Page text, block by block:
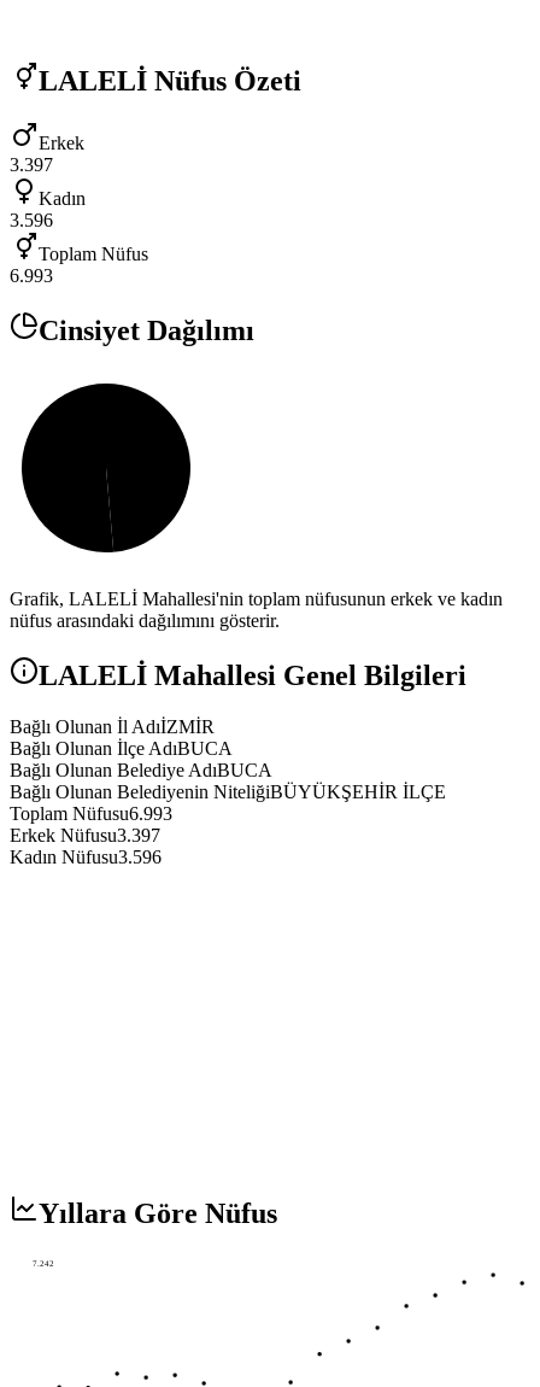
LALELİ Nüfus Özeti
Erkek
3.397
Kadın
3.596
Toplam Nüfus
6.993
Cinsiyet Dağılımı
Grafik, LALELİ Mahallesi'nin toplam nüfusunun erkek ve kadın
nüfus arasındaki dağılımını gösterir.
LALELİ Mahallesi Genel Bilgileri
Bağlı Olunan İl AdıİZMİR
Bağlı Olunan İlçe AdıBUCA
Bağlı Olunan Belediye AdıBUCA
Bağlı Olunan Belediyenin NiteliğiBÜYÜKŞEHİR İLÇE
Toplam Nüfusu6.993
Erkek Nüfusu3.397
Kadın Nüfusu3.596
Yıllara Göre Nüfus
7.242